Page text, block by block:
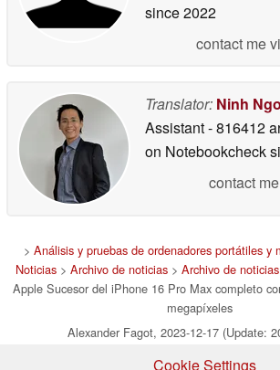
since 2022
contact me
Translator: Ninh
Assistant- 816412
on Notebookcheck
contact
> Análisis y pruebas de ordenadores portátiles y
Noticias > Archivo de noticias > Archivo de
Apple Sucesor del iPhone 16 Pro Max completo
megapíxeles
Alexander Fagot, 2023-12-17 (Update:
Cookie Settings